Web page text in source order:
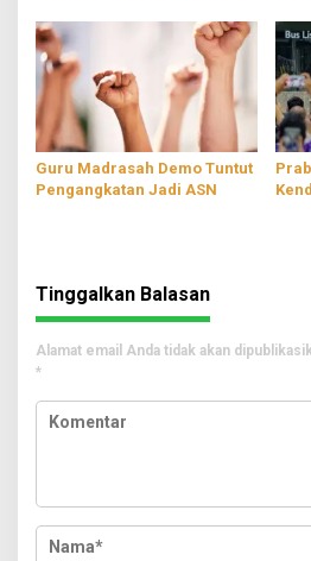
Guru Madrasah Demo Tuntut
Pengangkatan Jadi ASN
Tinggalkan Balasan
Alamat email Anda tidak akan
*